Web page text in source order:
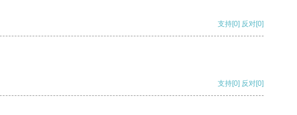
支持[0] 反对[0]
支持[0] 反对[0]